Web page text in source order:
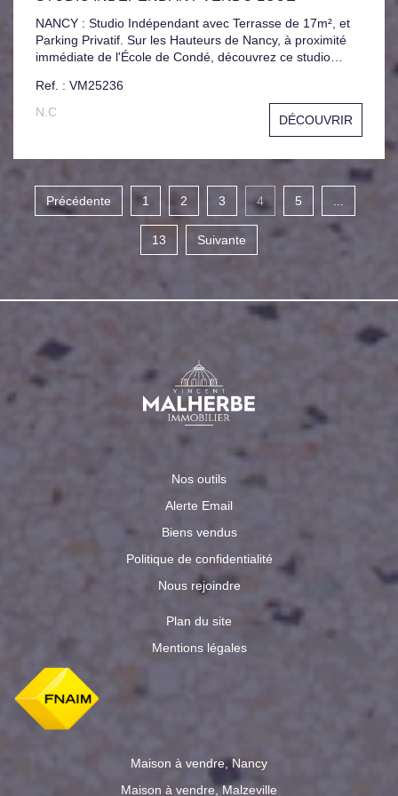
NANCY : Studio Indépendant avec Terrasse de 17m², et
Parking Privatif. Sur les Hauteurs de Nancy, à proximité
immédiate de l'École de Condé, découvrez ce studio
investissement locatif. Le bien se compose de : -Une
cuisine Aménagée et un espace dînatoire, -Un
Séjour/Chambre lumineux, -Une Salle de bain
fonctionnelle, -Une place de Parking aérienne, Studio
totalement indépendant-parfait pour préserver l'intimité du
Ref. : VM25236
N.C
DÉCOUVRIR
Précédente 1 2 3 4 5
13 Suivante
Nos outils
Alerte Email
Biens vendus
Politique de confidentialité
Nous rejoindre
Plan du site
Mentions légales
Maison à vendre, Nancy
Maison à vendre, Malzeville